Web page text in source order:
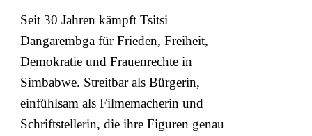
Seit 30 Jahren kämpft Tsitsi
Dangarembga für Frieden, Freiheit,
Demokratie und Frauenrechte in
Simbabwe. Streitbar als Bürgerin,
einfühlsam als Filmemacherin und
Schriftstellerin, die ihre Figuren genau